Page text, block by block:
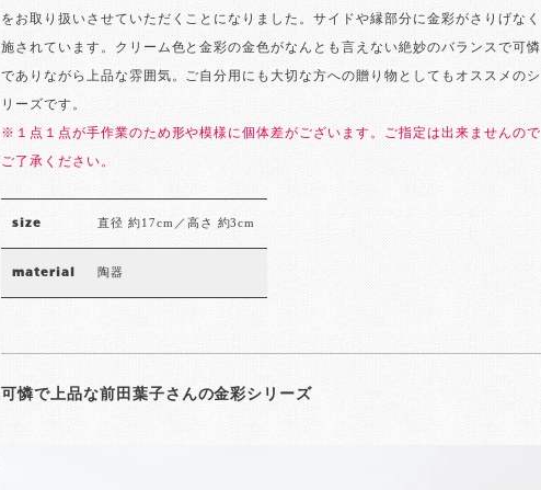
をお取り扱いさせていただくことになりました。サイドや縁部分に金彩がさりげなく
施されています。クリーム色と金彩の金色がなんとも言えない絶妙のバランスで可憐
でありながら上品な雰囲気。ご自分用にも大切な方への贈り物としてもオススメのシ
リーズです。
※１点１点が手作業のため形や模様に個体差がございます。ご指定は出来ませんので
ご了承ください。
size 直径 約17cm／高さ 約3cm
material 陶器
可憐で上品な前田葉子さんの金彩シリーズ